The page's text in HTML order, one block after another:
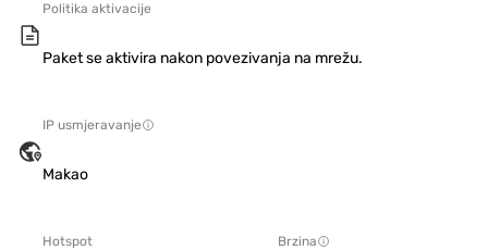
Politika aktivacije
Paket se aktivira nakon povezivanja na mrežu.
IP usmjeravanje
Makao
Hotspot Brzina